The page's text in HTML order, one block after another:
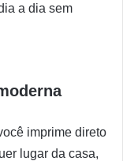
a dia sem
imprime direto
lugar da casa,